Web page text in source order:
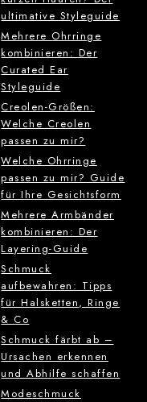
ultimative Styleguide
Mehrere Ohrringe
kombinieren: Der
Curated Ear
Styleguide
Creolen-Größen:
Welche Creolen
passen zu mir?
Welche Ohrringe
passen zu mir? Guide
für Ihre Gesichtsform
Mehrere Armbänder
kombinieren: Der
Layering-Guide
Schmuck
aufbewahren: Tipps
für Halsketten, Ringe
& Co
Schmuck färbt ab –
Ursachen erkennen
und Abhilfe schaffen
Modeschmuck